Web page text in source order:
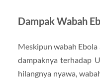
Dampak Wabah
Meskipun wabah
dampaknya terhadap
hilangnya nyawa,